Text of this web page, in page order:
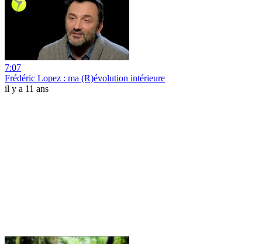
7:07
Frédéric Lopez : ma (R)évolution intérieure
il y a 11 ans